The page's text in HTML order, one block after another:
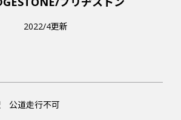
2022/4更新
公道走行不可